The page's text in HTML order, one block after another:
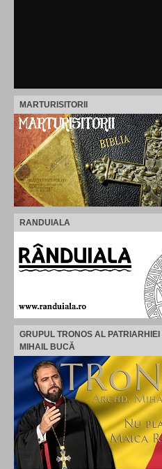
MARTURISITORII
RANDUIALA
GRUPUL TRONOS AL
MIHAIL BUCĂ